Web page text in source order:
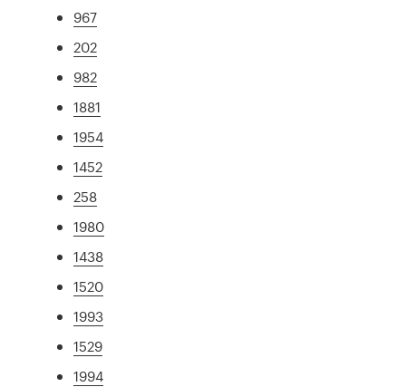
967
202
982
1881
1954
1452
258
1980
1438
1520
1993
1529
1994